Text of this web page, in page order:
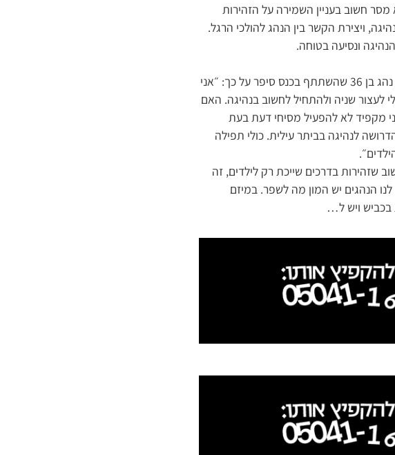
חשוב בעניין השמירה על הזהירות
ויצירת הקשר בין הנהג להולכי הרגל.
ונסיעה בטוחה.
משתפי הכנס סיפרו על תובנות משמעותיות שעלו מההשתתפות בכנס. משה, נהג בן 36 שהשתתף בכנס סיפר על כך: ״אני
לי לעצור שניה ולהתחיל לחשוב בנהיגה. האם
מקפיד לא להפעיל מסיחי דעת בעת
לנהיגה בביתר עילית. כולי תפילה
שזהירות בדרכים שייכת רק לילדים, זה
הנהגים יש המון מה לשפר. במיזם
בכביש ויש ל…